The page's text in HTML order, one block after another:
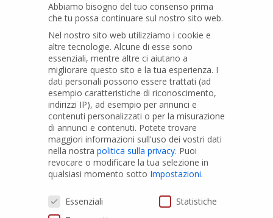
16015 Casella (GE) – Italy
01079200299
PRODOTTI
Tubi PVC
Raccordi PVC
Tubi e Raccordi in PVC-A
Pozzi Artesiani
Abbiamo bisogno del tuo consenso prima
che tu possa continuare sul nostro sito web.
Nel nostro sito web utilizziamo i cookie e
altre tecnologie. Alcune di esse sono
essenziali, mentre altre ci aiutano a
migliorare questo sito e la tua esperienza. I
dati personali possono essere trattati (ad
esempio caratteristiche di riconoscimento,
indirizzi IP), ad esempio per annunci e
contenuti personalizzati o per la misurazione
di annunci e contenuti. Potete trovare
maggiori informazioni sull'uso dei vostri dati
nella nostra politica sulla privacy. Puoi
revocare o modificare la tua selezione in
qualsiasi momento sotto Impostazioni.
Preferenze Privacy
Essenziali
Statistiche